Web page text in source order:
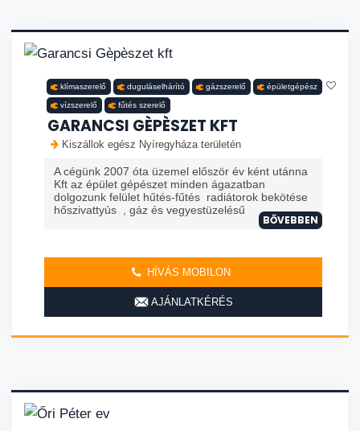
klímaszerelő duguláselhárító gázszerelő épületgépész
vízszerelő fűtés szerelő
GARANCSI GÈPÈSZET KFT
Kiszállok egész Nyíregyháza területén
A cégünk 2007 óta üzemel először év ként utánna
Kft az épület gépészet minden ágazatban
dolgozunk felület hűtés-fűtés radiátorok bekötése
hőszivattyús , gáz és vegyestüzelésű
BŐVEBBEN
HÍVÁS MOBILON
AJÁNLATKÉRÉS